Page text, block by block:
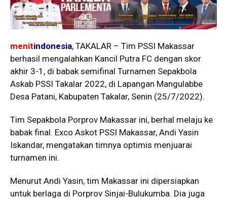
menitindonesia, TAKALAR – Tim PSSI Makassar
berhasil mengalahkan Kancil Putra FC dengan skor
akhir 3-1, di babak semifinal Turnamen Sepakbola
Askab PSSI Takalar 2022, di Lapangan Mangulabbe
Desa Patani, Kabupaten Takalar, Senin (25/7/2022).
Tim Sepakbola Porprov Makassar ini, berhal melaju ke
babak final. Exco Askot PSSI Makassar, Andi Yasin
Iskandar, mengatakan timnya optimis menjuarai
turnamen ini.
Menurut Andi Yasin, tim Makassar ini dipersiapkan
untuk berlaga di Porprov Sinjai-Bulukumba. Dia juga